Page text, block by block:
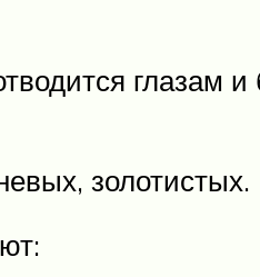
глазам
золотистых.